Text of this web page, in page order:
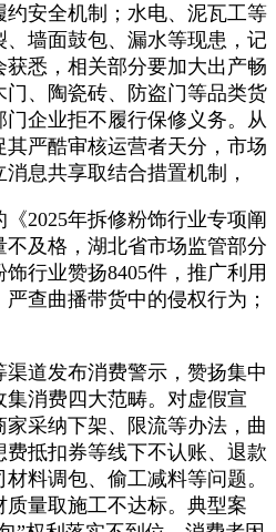
安全机制；水电、泥瓦工等
墙面鼓包、漏水等现患，记
悉，相关部分要加大出产畅
、陶瓷砖、防盗门等品类货
企业拒不履行保修义务。从
严酷审核运营者天分，市场
息共享取结合措置机制，
2025年拆修粉饰行业专项阐
及格，湖北省市场监管部分
行业赞扬8405件，推广利用
查曲播带货中的侵权行为；
道发布消费警示，赞扬集中
消费四大范畴。对虚假宣
采纳下架、限流等办法，曲
抵扣券等线下不认账、退款
料调包、偷工减料等问题。
量取施工不达标。典型案